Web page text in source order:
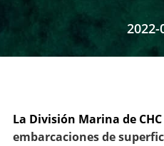
2022-
La División Marina de CHC
embarcaciones de